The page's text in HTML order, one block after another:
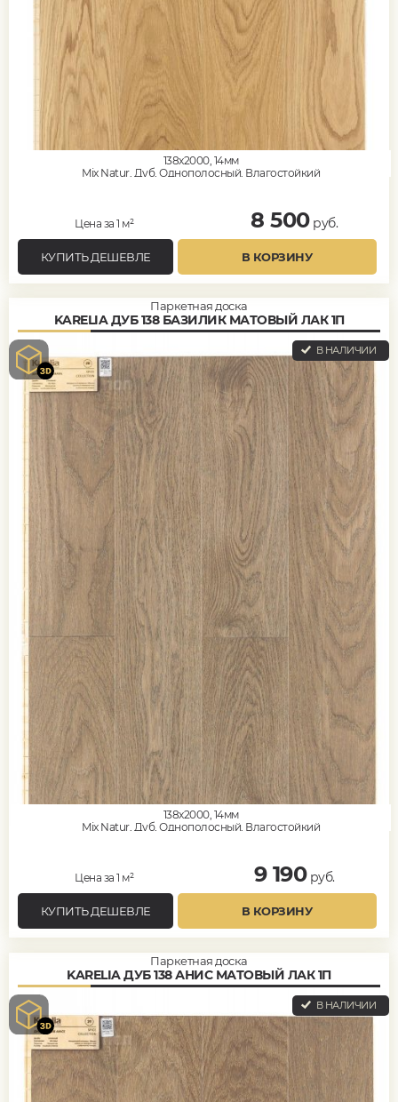
138x2000, 14мм
Mix Natur, Дуб, Однополосный, Влагостойкий
Цена за 1 м² 8 500руб.
КУПИТЬ ДЕШЕВЛЕ В КОРЗИНУ
Паркетная доска
KARELIA ДУБ 138 БАЗИЛИК МАТОВЫЙ ЛАК 1П
В НАЛИЧИИ
138x2000, 14мм
Mix Natur, Дуб, Однополосный, Влагостойкий
Цена за 1 м² 9 190руб.
КУПИТЬ ДЕШЕВЛЕ В КОРЗИНУ
Паркетная доска
KARELIA ДУБ 138 АНИС МАТОВЫЙ ЛАК 1П
В НАЛИЧИИ